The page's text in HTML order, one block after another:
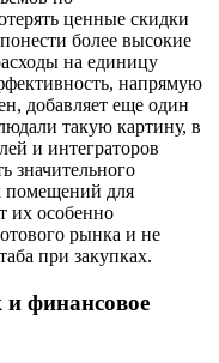
ценные скидки
более высокие
на единицу
напрямую
добавляет еще один
такую картину, в
и интеграторов
значительного
помещений для
их особенно
рынка и не
при закупках.
финансовое